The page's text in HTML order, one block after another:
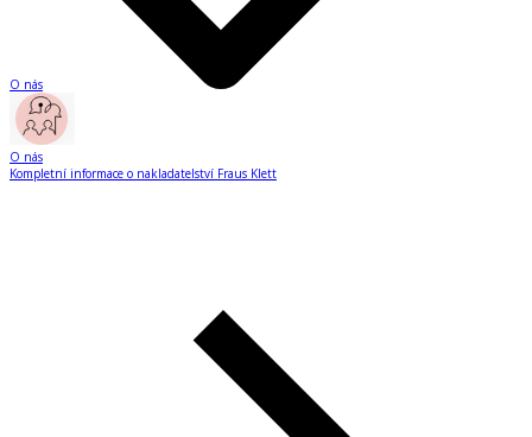
O nás
O nás
Kompletní informace o nakladatelství Fraus Klett